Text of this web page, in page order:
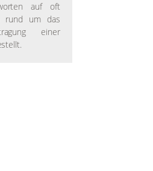
auf oft
rund um das
einer